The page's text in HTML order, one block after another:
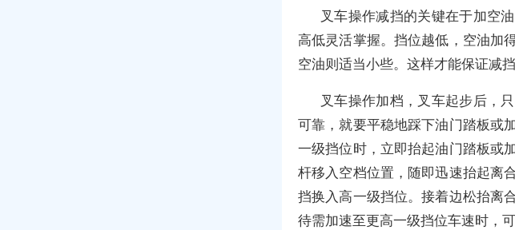
叉车操作减挡的关键在于加空
高低灵活掌握。挡位越低，空油加
空油则适当小些。这样才能保证减
叉车操作加档，叉车起步后，
可靠，就要平稳地踩下油门踏板或
一级挡位时，立即抬起油门踏板或
杆移入空档位置，随即迅速抬起离
挡换入高一级挡位。接着边松抬离
待需加速至更高一级挡位车速时，